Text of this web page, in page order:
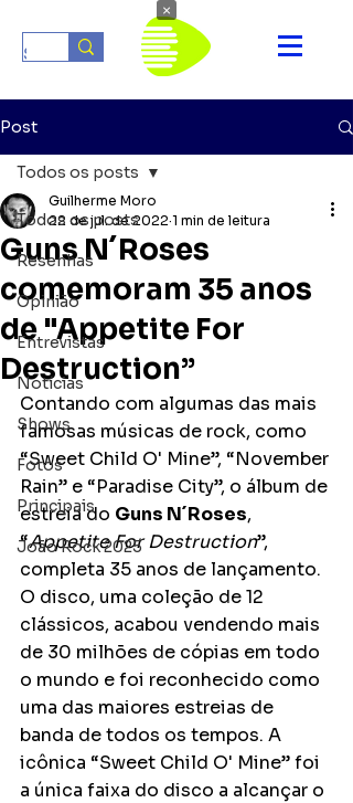
Post
Todos os posts
Resenhas
Opinião
Entrevistas
Notícias
Shows
Fotos
Principais
João Rock 2025
Todos os posts
Guns N´Roses
comemoram 35 anos
de "Appetite For
Destruction”
Guilherme Moro
22 de jul. de 2022 1 min de leitura
Contando com algumas das mais
famosas músicas de rock, como
“Sweet Child O' Mine”, “November
Rain” e “Paradise City”, o álbum de
estreia do Guns N´Roses,
“Appetite For Destruction”,
completa 35 anos de lançamento.
O disco, uma coleção de 12
clássicos, acabou vendendo mais
de 30 milhões de cópias em todo
o mundo e foi reconhecido como
uma das maiores estreias de
banda de todos os tempos. A
icônica “Sweet Child O' Mine” foi
a única faixa do disco a alcançar o
×